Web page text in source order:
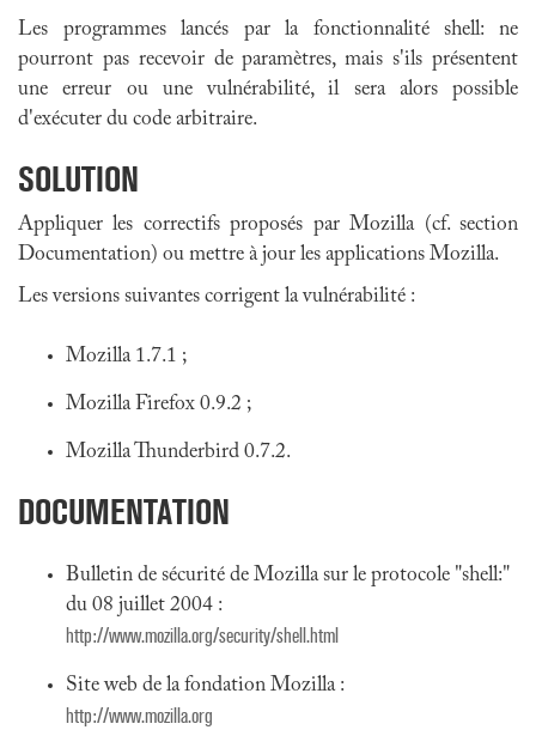
Les programmes lancés par la fonctionnalité shell: ne
pourront pas recevoir de paramètres, mais s'ils présentent
une erreur ou une vulnérabilité, il sera alors possible
d'exécuter du code arbitraire.
SOLUTION
Appliquer les correctifs proposés par Mozilla (cf. section
Documentation) ou mettre à jour les applications Mozilla.
Les versions suivantes corrigent la vulnérabilité :
Mozilla 1.7.1 ;
Mozilla Firefox 0.9.2 ;
Mozilla Thunderbird 0.7.2.
DOCUMENTATION
Bulletin de sécurité de Mozilla sur le protocole "shell:"
du 08 juillet 2004 :
http://www.mozilla.org/security/shell.html
Site web de la fondation Mozilla :
http://www.mozilla.org